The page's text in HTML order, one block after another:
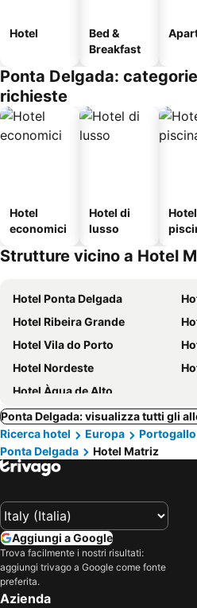
Hotel
Bed &
Breakfast
Ponta Delgada:
richieste
Hotel
economici
Hotel di
lusso
Strutture vicino a Hotel
Hotel Ponta Delgada
Hotel Ribeira Grande
Hotel Vila do Porto
Hotel Nordeste
Hotel Àgua de Alto
Ponta Delgada: visualizza tutti gli
Ricerca hotel
Europa Portogallo
Ponta Delgada
Hotel Matriz
Aggiungi a Google
Trova facilmente i nostri risultati:
aggiungi trivago a Google come fonte
preferita.
Azienda